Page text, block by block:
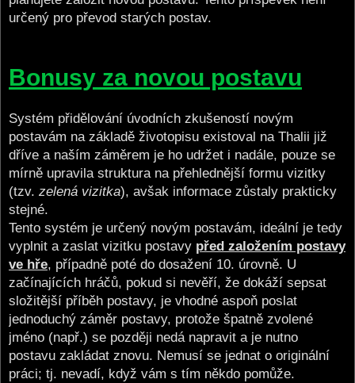
určený pro převod starých postav.
Bonusy za novou postavu
Systém přidělování úvodních zkušeností novým
postavám na základě životopisu existoval na Thalii již
dříve a naším záměrem je ho udržet i nadále, pouze se
mírně upravila struktura na přehlednější formu vizitky
(tzv. zelená vizitka), avšak informace zůstaly prakticky
stejné.
Tento systém je určený novým postavám, ideální je tedy
vyplnit a zaslat vizitku postavy před založením postavy
ve hře, případně poté do dosažení 10. úrovně. U
začínajících hráčů, pokud si nevěří, že dokáží sepsat
složitější příběh postavy, je vhodné aspoň poslat
jednoduchý záměr postavy, protože špatně zvolené
jméno (např.) se později nedá napravit a je nutno
postavu zakládat znovu. Nemusí se jednat o originální
práci; tj. nevadí, když vám s tím někdo pomůže.